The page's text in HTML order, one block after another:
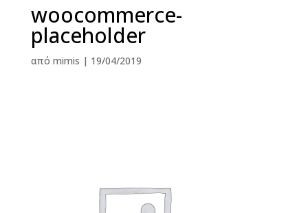
woocommerce-
placeholder
από mimis | 19/04/2019